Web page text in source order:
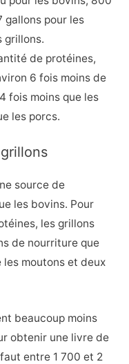
gallons pour les
grillons.
de protéines,
6 fois moins de
fois moins que les
les porcs.
source de
les bovins. Pour
les grillons
de nourriture que
les moutons et deux
beaucoup moins
obtenir une livre de
entre 1 700 et 2